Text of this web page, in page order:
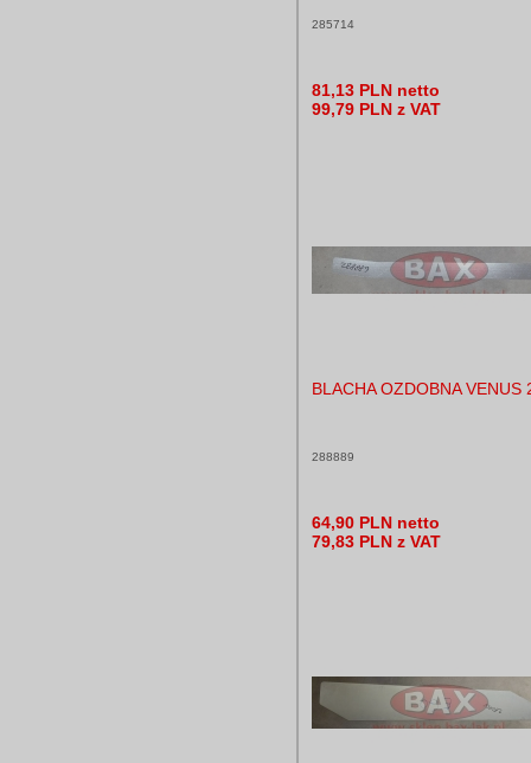
285714
81,13 PLN netto
99,79 PLN z VAT
BLACHA OZDOBNA VENUS
288889
64,90 PLN netto
79,83 PLN z VAT